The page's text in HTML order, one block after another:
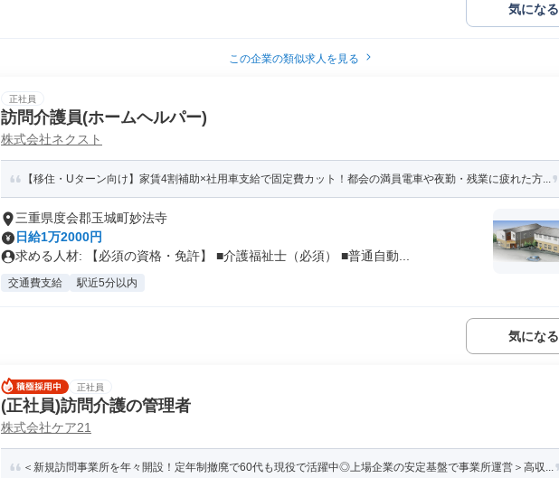
気になる
この企業の類似求人を見る
正社員
訪問介護員(ホームヘルパー)
株式会社ネクスト
【移住・Uターン向け】家賃4割補助×社用車支給で固定費カット！都会の満員電車や夜勤・残業に疲れた方...
三重県度会郡玉城町妙法寺
日給1万2000円
求める人材: 【必須の資格・免許】 ■介護福祉士（必須） ■普通自動...
交通費支給 駅近5分以内
気になる
正社員
(正社員)訪問介護の管理者
株式会社ケア21
＜新規訪問事業所を年々開設！定年制撤廃で60代も現役で活躍中◎上場企業の安定基盤で事業所運営＞高収...